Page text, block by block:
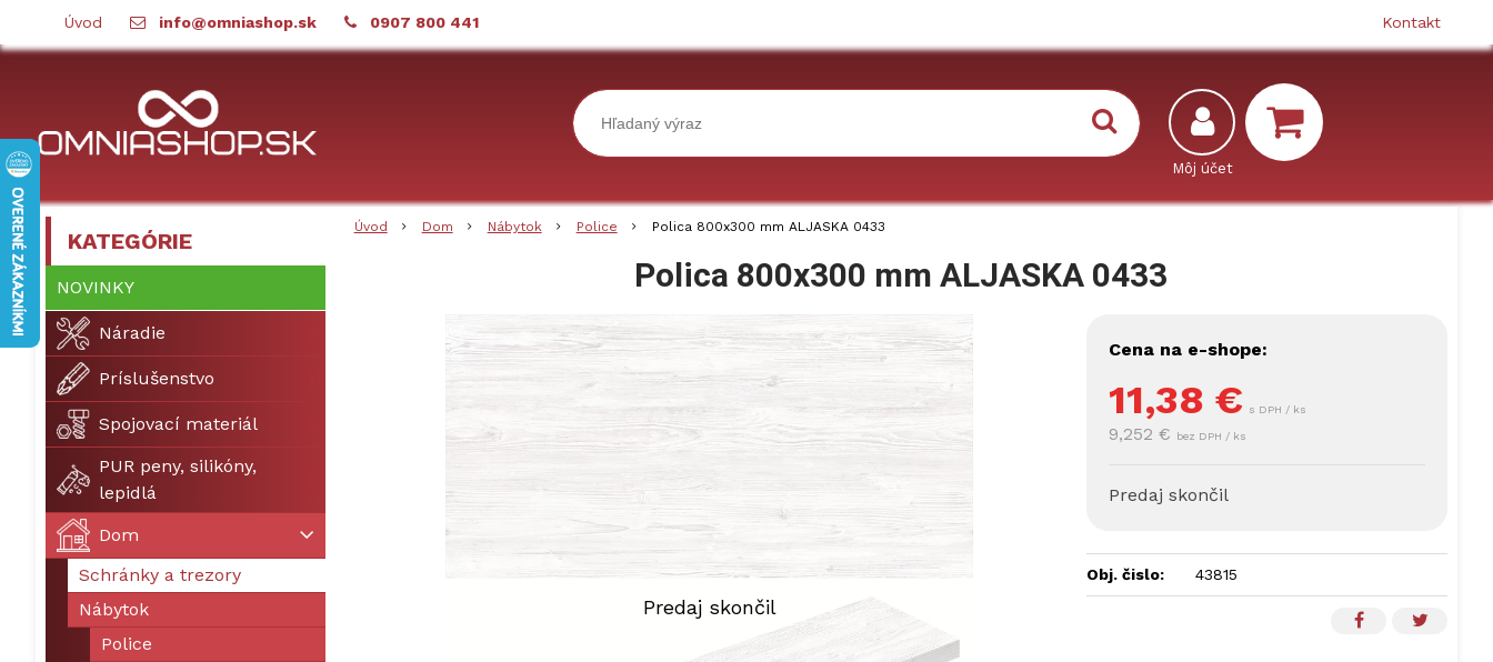
Úvod info@omniashop.sk 0907 800 441 Kontakt
Úvod Dom Nábytok Police Polica 800x300 mm ALJASKA 0433
Polica 800x300 mm ALJASKA 0433
Cena na e-shope:
11,38 € s DPH / ks
9,252 € bez DPH / ks
Predaj skončil
Obj. čislo: 43815
KATEGÓRIE
NOVINKY
Náradie
Príslušenstvo
Spojovací materiál
PUR peny, silikóny,
lepidlá
Dom
Schránky a trezory
Nábytok
Police